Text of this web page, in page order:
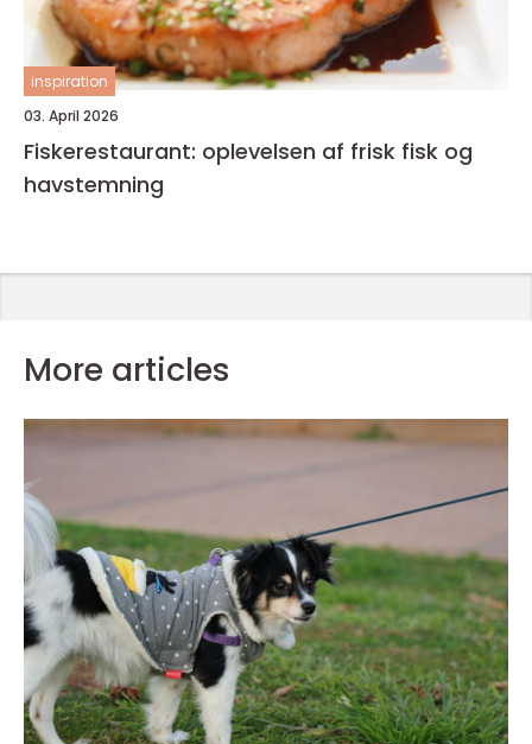
inspiration
03. April 2026
Fiskerestaurant: oplevelsen af frisk fisk og
havstemning
More articles